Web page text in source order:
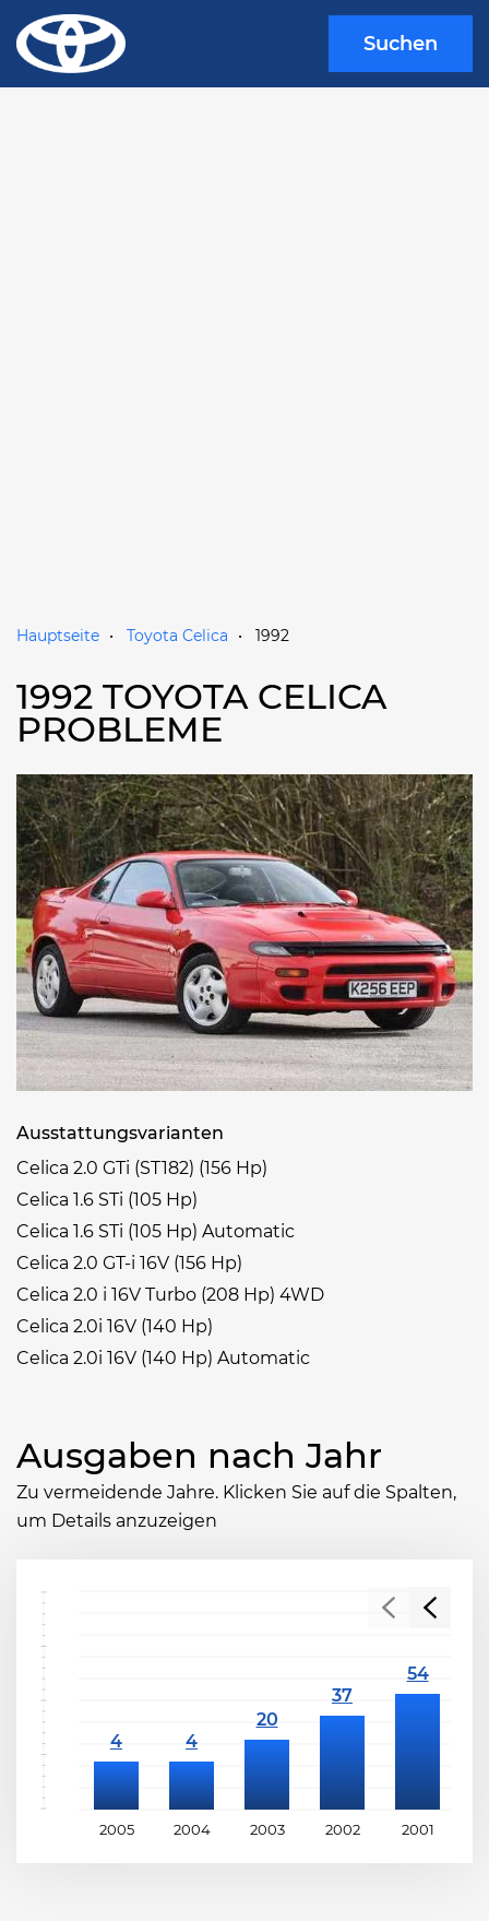
Suchen
Hauptseite Toyota Celica 1992
1992 TOYOTA CELICA
PROBLEME
Ausstattungsvarianten
Celica 2.0 GTi (ST182) (156 Hp)
Celica 1.6 STi (105 Hp)
Celica 1.6 STi (105 Hp) Automatic
Celica 2.0 GT-i 16V (156 Hp)
Celica 2.0 i 16V Turbo (208 Hp) 4WD
Celica 2.0i 16V (140 Hp)
Celica 2.0i 16V (140 Hp) Automatic
Ausgaben nach Jahr
Zu vermeidende Jahre. Klicken Sie auf die Spalten,
um Details anzuzeigen
2005 2004 2003 2002 2001